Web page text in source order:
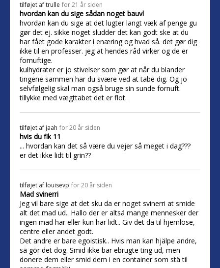
tilføjet aftrulle for 21 år siden
hvordan kan du sige sådan noget bauvl
hvordan kan du sige at det lugter langt væk af penge gu
gør det ej. sikke noget sludder det kan godt ske at du
har fået gode karakter i enæring og hvad så. det gør dig
ikke til en professer. jeg at hendes råd virker og de er
fornuftige.
kulhydrater er jo stivelser som gør at når du blander
tingene sammen har du svære ved at tabe dig. Og jo
selvfølgelig skal man også bruge sin sunde fornuft.
tillykke med vægttabet det er flot.
tilføjet af jaah for 20 år siden
hvis du fik 11
... hvordan kan det så være du vejer så meget i dag???
er det ikke lidt til grin??
tilføjet af louisevp for 20 år siden
Mad svinerri
Jeg vil bare sige at det sku da er noget svinerri at smide
alt det mad ud.. Hallo der er altsä mange mennesker der
ingen mad har eller kun har lidt.. Giv det da til hjemlöse,
centre eller andet godt.
Det andre er bare egoistisk.. Hvis man kan hjälpe andre,
sä gör det dog. Smid ikke bar ebrugte ting ud, men
donere dem eller smid dem i en container som stä til